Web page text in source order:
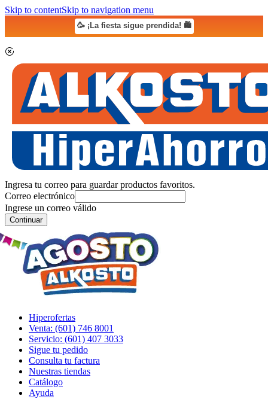
Skip to contentSkip to navigation menu
🥳 ¡La fiesta sigue prendida! 🛍️
Ingresa tu correo para guardar productos favoritos.
Correo electrónico
Ingrese un correo válido
Continuar
Hiperofertas
Venta: (601) 746 8001
Servicio: (601) 407 3033
Sigue tu pedido
Consulta tu factura
Nuestras tiendas
Catálogo
Ayuda